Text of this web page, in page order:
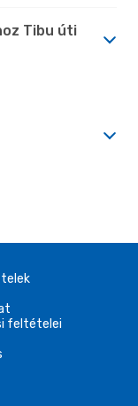
Tibu úti
feltételei